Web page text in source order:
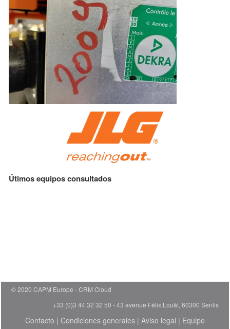
Útimos equipos consultados
© 2020 CAPM Europe
CRM Cloud
+33 (0)3 44 32 32 50 - 43 avenue Félix Louât, 60300 Senlis
Contacto | Condiciones generales | Aviso legal | Equipo